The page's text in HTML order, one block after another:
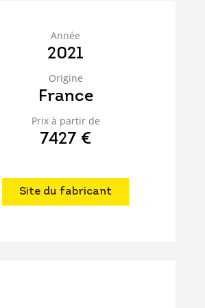
Année
2021
Origine
France
Prix à partir de
7427 €
Site du fabricant